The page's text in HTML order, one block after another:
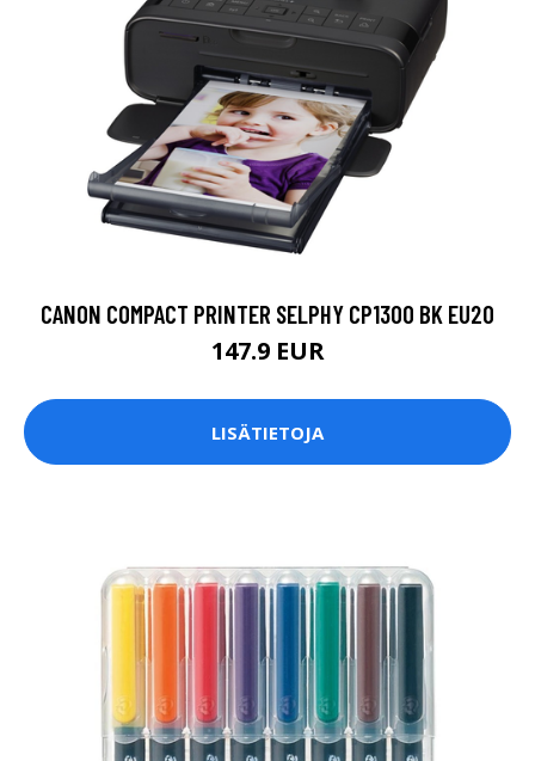
CANON COMPACT PRINTER SELPHY CP1300 BK EU20
147.9 EUR
LISÄTIETOJA